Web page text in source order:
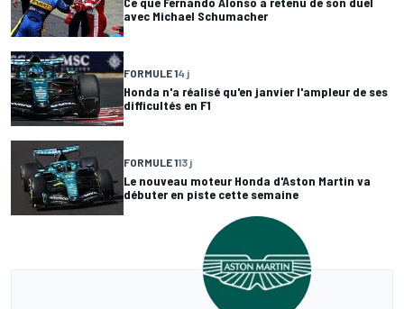
avec Michael Schumacher
FORMULE 14 j
Honda n'a réalisé qu'en janvier l'ampleur de ses
difficultés en F1
FORMULE 113 j
Le nouveau moteur Honda d'Aston Martin va
débuter en piste cette semaine